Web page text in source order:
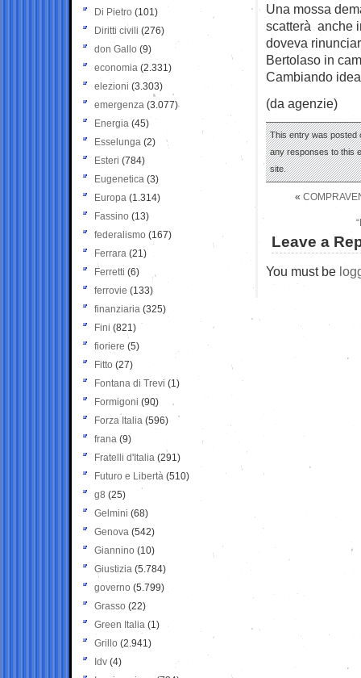
Una mossa
scatterà anche
doveva
Bertolaso in
Cambiando
(da agenzie)
This entry was posted
any responses to this
site.
«
Leave a
You must be
Di Pietro (101)
Diritti civili (276)
don Gallo (9)
economia (2.331)
elezioni (3.303)
emergenza (3.077)
Energia (45)
Esselunga (2)
Esteri (784)
Eugenetica (3)
Europa (1.314)
Fassino (13)
federalismo (167)
Ferrara (21)
Ferretti (6)
ferrovie (133)
finanziaria (325)
Fini (821)
fioriere (5)
Fitto (27)
Fontana di Trevi (1)
Formigoni (90)
Forza Italia (596)
frana (9)
Fratelli d'Italia (291)
Futuro e Libertà (510)
g8 (25)
Gelmini (68)
Genova (542)
Giannino (10)
Giustizia (5.784)
governo (5.799)
Grasso (22)
Green Italia (1)
Grillo (2.941)
Idv (4)